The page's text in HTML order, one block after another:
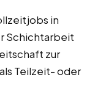
in
Schichtarbeit
zur
Teilzeit- oder